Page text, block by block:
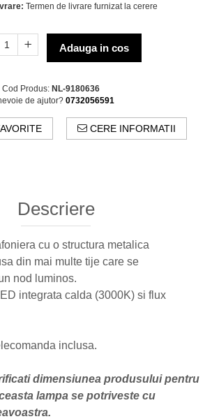
Termen de livrare furnizat la cerere
Adauga in cos
Cod Produs: NL-9180636
de ajutor? 0732056591
CERE INFORMATII
Descriere
cu o structura metalica
din mai multe tije care se
nod luminos.
integrata calda (3000K) si flux
inclusa.
dimensiunea produsului pentru
lampa se potriveste cu